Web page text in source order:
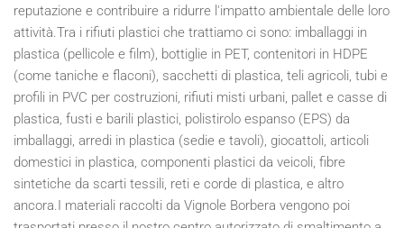
reputazione e contribuire a ridurre l'impatto ambientale delle loro
attività.Tra i rifiuti plastici che trattiamo ci sono: imballaggi in
plastica (pellicole e film), bottiglie in PET, contenitori in HDPE
(come taniche e flaconi), sacchetti di plastica, teli agricoli, tubi e
profili in PVC per costruzioni, rifiuti misti urbani, pallet e casse di
plastica, fusti e barili plastici, polistirolo espanso (EPS) da
imballaggi, arredi in plastica (sedie e tavoli), giocattoli, articoli
domestici in plastica, componenti plastici da veicoli, fibre
sintetiche da scarti tessili, reti e corde di plastica, e altro
ancora.I materiali raccolti da Vignole Borbera vengono poi